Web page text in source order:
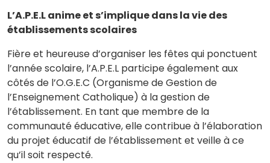
L’A.P.E.L anime et s’implique dans la vie des
établissements scolaires
Fière et heureuse d’organiser les fêtes qui ponctuent
l’année scolaire, l’A.P.E.L participe également aux
côtés de l’O.G.E.C (Organisme de Gestion de
l’Enseignement Catholique) à la gestion de
l’établissement. En tant que membre de la
communauté éducative, elle contribue à l’élaboration
du projet éducatif de l’établissement et veille à ce
qu’il soit respecté.